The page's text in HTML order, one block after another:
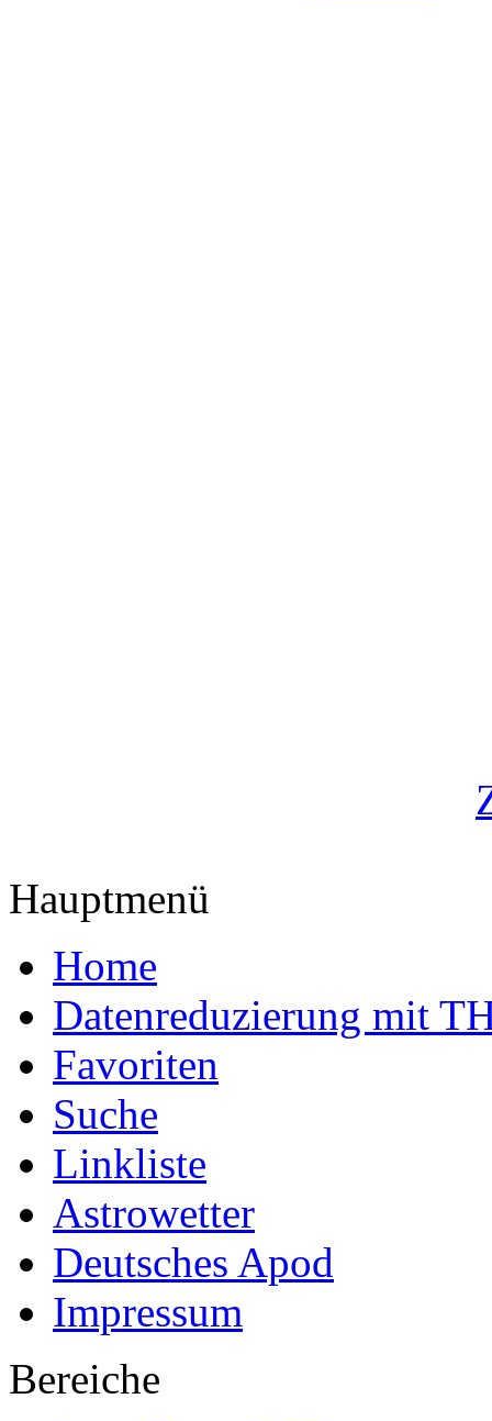
Hauptmenü
Home
Datenreduzierung mit
Favoriten
Suche
Linkliste
Astrowetter
Deutsches Apod
Impressum
Bereiche